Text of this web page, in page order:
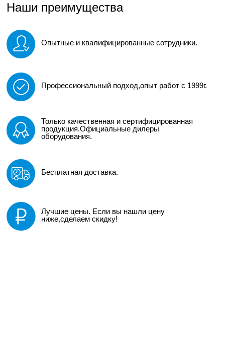
Наши преимущества
Опытные и квалифицированные сотрудники.
Профессиональный подход,опыт работ с 1999г.
Только качественная и сертифицированная
продукция.Официальные дилеры
оборудования.
Бесплатная доставка.
Лучшие цены. Если вы нашли цену
ниже,сделаем скидку!